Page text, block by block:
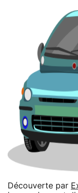
Découverte par